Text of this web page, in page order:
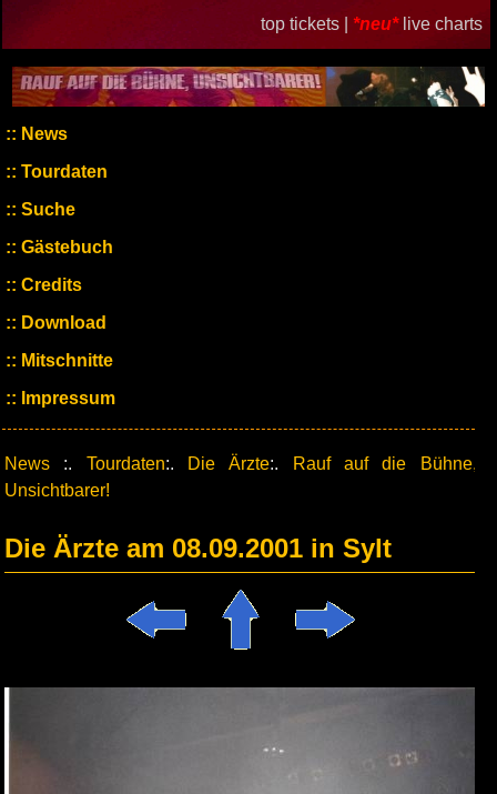
top tickets | *neu* live charts
News
Tourdaten
Suche
Gästebuch
Credits
Download
Mitschnitte
Impressum
News :. Tourdaten:. Die Ärzte:.
Rauf auf die Bühne,
Unsichtbarer!
Die Ärzte am 08.09.2001 in Sylt